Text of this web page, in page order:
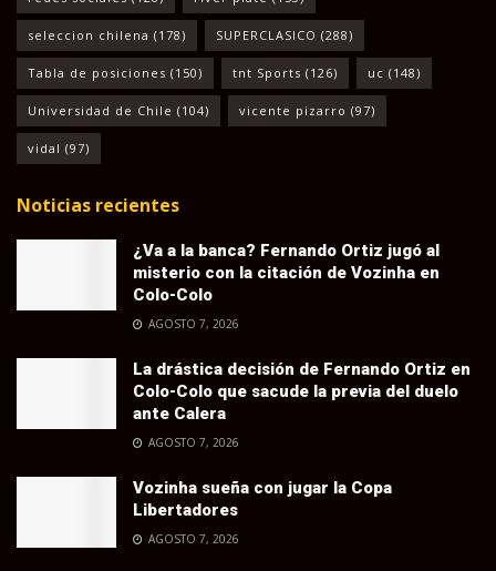
seleccion chilena (178) SUPERCLASICO (288)
Tabla de posiciones (150) tnt Sports (126) uc (148)
Universidad de Chile (104) vicente pizarro (97)
vidal (97)
Noticias recientes
¿Va a la banca? Fernando Ortiz jugó al
misterio con la citación de Vozinha en
Colo-Colo
AGOSTO 7, 2026
La drástica decisión de Fernando Ortiz en
Colo-Colo que sacude la previa del duelo
ante Calera
AGOSTO 7, 2026
Vozinha sueña con jugar la Copa
Libertadores
AGOSTO 7, 2026